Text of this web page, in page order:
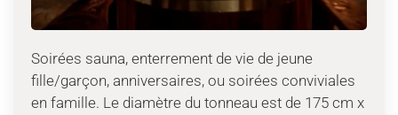
Soirées sauna, enterrement de vie de jeune
fille/garçon, anniversaires, ou soirées conviviales
en famille. Le diamètre du tonneau est de 175 cm x